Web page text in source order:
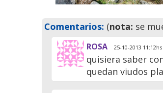
Comentarios: (nota: se
ROSA 25-10-2013
quisiera saber
quedan viudos